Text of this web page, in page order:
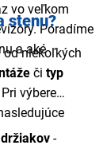
vo veľkom
Poradíme
a aké
stenu?
od niekoľkých
či typ
výbere
-